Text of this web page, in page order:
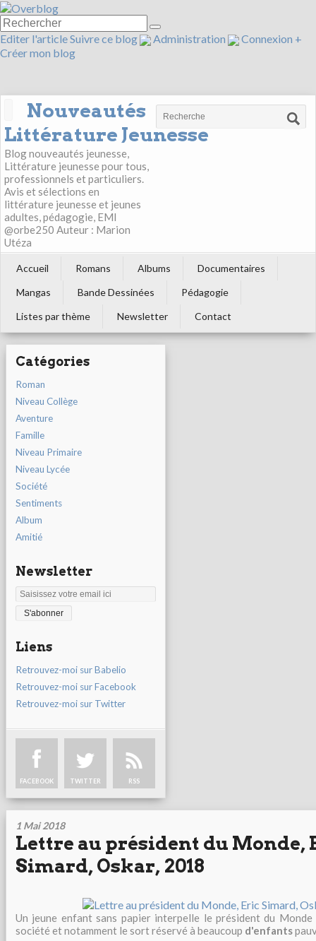
Editer l'articleSuivre ce blog Administration Connexion +
Créer mon blog
Nouveautés
Littérature Jeunesse
Blog nouveautés jeunesse,
Littérature jeunesse pour tous,
professionnels et particuliers.
Avis et sélections en
littérature jeunesse et jeunes
adultes, pédagogie, EMI
@orbe250 Auteur : Marion
Utéza
Accueil Romans Albums
Documentaires
Mangas
Bande Dessinées
Pédagogie
Listes par thème
Newsletter Contact
Catégories
Roman
Niveau Collège
Aventure
Famille
Niveau Primaire
Niveau Lycée
Société
Sentiments
Album
Amitié
Newsletter
Liens
Retrouvez-moi sur Babelio
Retrouvez-moi sur Facebook
Retrouvez-moi sur Twitter
FACEBOOK TWITTER RSS
1 Mai 2018
Lettre au président du Monde,
Simard, Oskar, 2018
Un jeune enfant sans papier interpelle le président du
société et notamment le sort réservé à beaucoup d'enfants